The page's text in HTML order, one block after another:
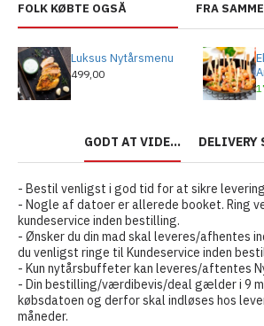
FOLK KØBTE OGSÅ FRA
Luksus Nytårsmenu
499,00
GODT AT VIDE... DELIVERY
- Bestil venligst i god tid for at sikre
- Nogle af datoer er allerede booket. Ring
kundeservice inden bestilling.
- Ønsker du din mad skal leveres/afhentes
du venligst ringe til Kundeservice inden
- Kun nytårsbuffeter kan leveres/aftentes
- Din bestilling/værdibevis/deal gælder i 9
købsdatoen og derfor skal indløses hos
måneder.